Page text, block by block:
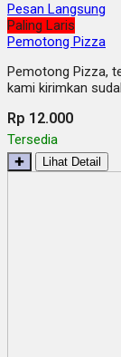
Pesan Langsung
Paling Laris
Pemotong Pizza
Pemotong Pizza,
kami kirimkan
Rp 12.000
Tersedia
✚ Lihat Detail